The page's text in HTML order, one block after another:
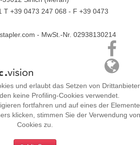
T +39 0473 247 068 - F +39 0473
- MwSt.-Nr. 02938130214
und erlaubt das Setzen von
keine Profiling-Cookies verwendet.
fortfahren und auf eines der Elemente
klicken, stimmen Sie der Verwendung von
Cookies zu.